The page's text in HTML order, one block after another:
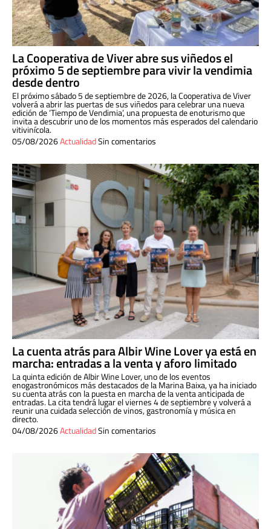
La Cooperativa de Viver abre sus viñedos el
próximo 5 de septiembre para vivir la vendimia
desde dentro
El próximo sábado 5 de septiembre de 2026, la Cooperativa de Viver
volverá a abrir las puertas de sus viñedos para celebrar una nueva
edición de ‘Tiempo de Vendimia’, una propuesta de enoturismo que
invita a descubrir uno de los momentos más esperados del calendario
vitivinícola.
05/08/2026ActualidadSin comentarios
La cuenta atrás para Albir Wine Lover ya está en
marcha: entradas a la venta y aforo limitado
La quinta edición de Albir Wine Lover, uno de los eventos
enogastronómicos más destacados de la Marina Baixa, ya ha iniciado
su cuenta atrás con la puesta en marcha de la venta anticipada de
entradas. La cita tendrá lugar el viernes 4 de septiembre y volverá a
reunir una cuidada selección de vinos, gastronomía y música en
directo.
04/08/2026ActualidadSin comentarios